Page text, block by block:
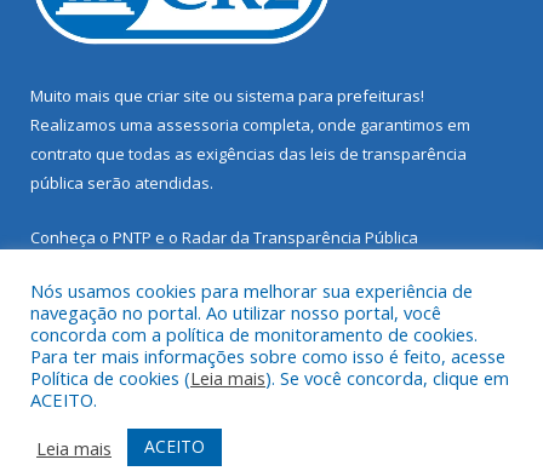
Muito mais que criar site ou sistema para prefeituras!
Realizamos uma assessoria completa, onde garantimos em
contrato que todas as exigências das leis de transparência
pública serão atendidas.
Conheça o PNTP e o Radar da Transparência Pública
Todos os direitos reservados a Prefeitura Municipal de Santarém
Novo.
Mapa do Site
Acessar Área Administrativa
Nós usamos cookies para melhorar sua experiência de
navegação no portal. Ao utilizar nosso portal, você
concorda com a política de monitoramento de cookies.
Para ter mais informações sobre como isso é feito, acesse
Política de cookies (Leia mais). Se você concorda, clique em
ACEITO.
Leia mais
ACEITO